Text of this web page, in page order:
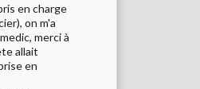
en charge
on m'a
merci à
allait
en